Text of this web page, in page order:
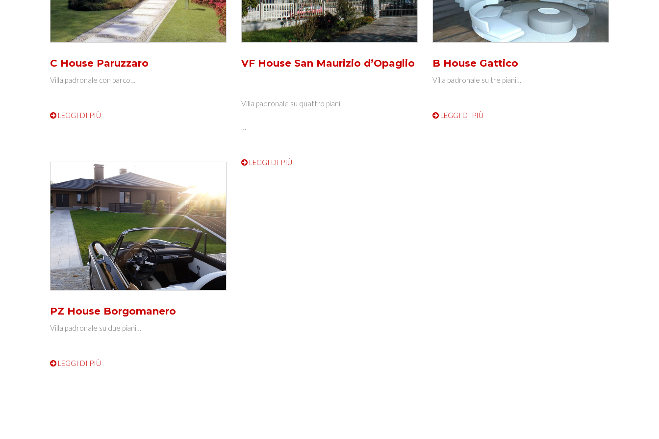
C House Paruzzaro
Villa padronale con parco…
LEGGI DI PIÙ
VF House San Maurizio d’Opaglio
Villa padronale su quattro piani
…
LEGGI DI PIÙ
B House Gattico
Villa padronale su tre piani…
LEGGI DI PIÙ
PZ House Borgomanero
Villa padronale su due piani…
LEGGI DI PIÙ